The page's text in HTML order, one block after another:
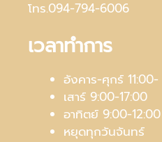
โทร.094-794-6006
เวลาทำการ
อังคาร-ศุกร์ 11:00-
เสาร์ 9:00-17:00
อาทิตย์ 9:00-12:00
หยุดทุกวันจันทร์